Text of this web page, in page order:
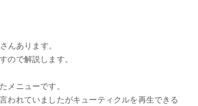
んあります。
ので解説します。
メニューです。
われていましたがキューティクルを再生できる